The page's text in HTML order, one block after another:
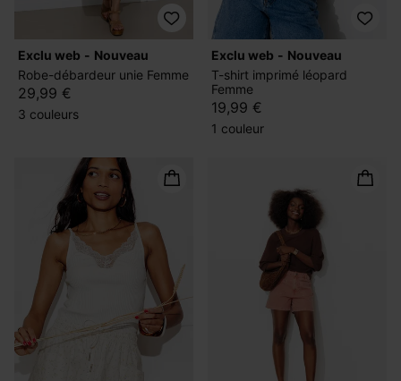
exclu web
nouveau
Robe-débardeur unie Femme
29,99 €
3 couleurs
exclu web
nouveau
T-shirt imprimé léopard
Femme
19,99 €
1 couleur